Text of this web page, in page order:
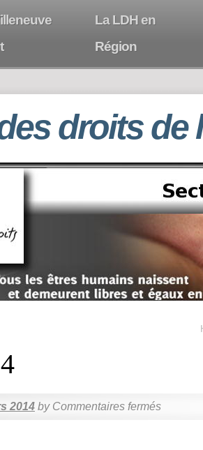
La LDH en
Région
droits de
2014 by Commentaires fermés